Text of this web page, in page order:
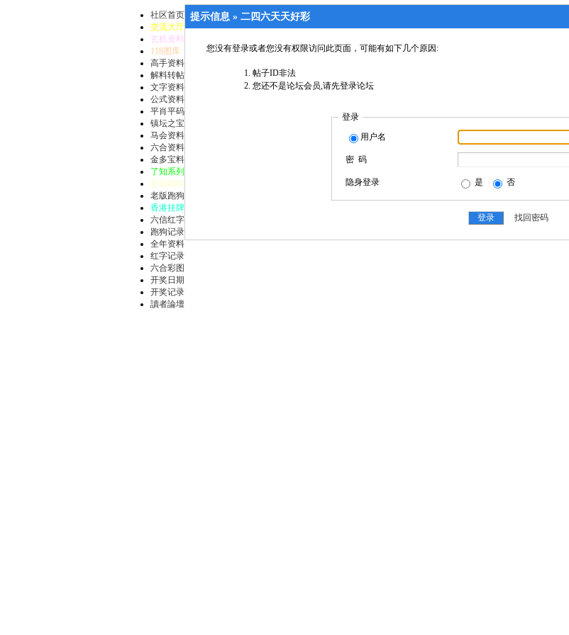
社区首页
交流大厅
玄机资料
118图库
高手资料
解料转帖
文字资料
公式资料
平肖平码
镇坛之宝
马会资料
六合资料
金多宝料
了知系列
新版跑狗
老版跑狗
香港挂牌
六信红字
跑狗记录
全年资料
红字记录
六合彩图
开奖日期
开奖记录
讀者論壇
提示信息 » 二四六天天好彩
您没有登录或者您没有权限访问此页面，可能有如下几个原因:
帖子ID非法
您还不是论坛会员,请先登录论坛
登录
用户名
密 码
隐身登录 是 否
找回密码